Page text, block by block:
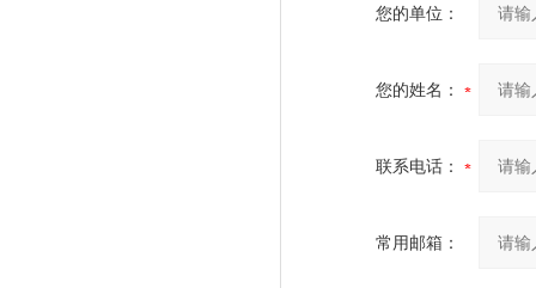
您的单位：
您的姓名：
联系电话：
常用邮箱：